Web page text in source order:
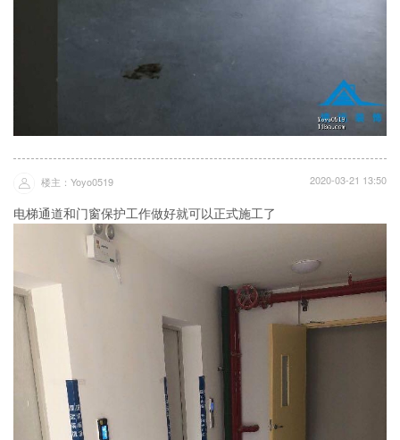
楼主：Yoyo0519 2020-03-21 13:50
电梯通道和门窗保护工作做好就可以正式施工了